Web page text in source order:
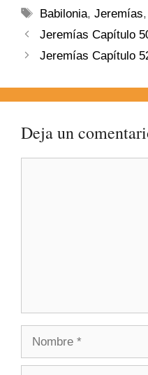
Babilonia,Jeremías,
Jeremías Capítulo
Jeremías Capítulo
Deja un